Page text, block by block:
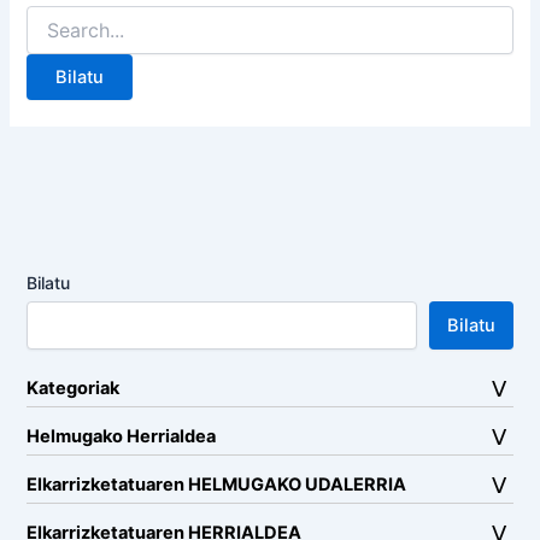
Search
for:
Bilatu
Bilatu
Kategoriak
Helmugako Herrialdea
Elkarrizketatuaren HELMUGAKO UDALERRIA
Elkarrizketatuaren HERRIALDEA